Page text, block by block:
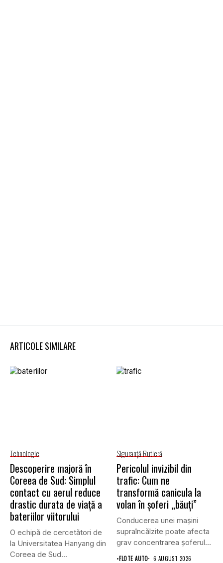
ARTICOLE SIMILARE
Tehnologie
Descoperire majoră în
Coreea de Sud: Simplul
contact cu aerul reduce
drastic durata de viață a
bateriilor viitorului
O echipă de cercetători de
la Universitatea Hanyang din
Coreea de Sud...
Siguranţă Rutieră
Pericolul invizibil din
trafic: Cum ne
transformă canicula la
volan în șoferi „băuți”
Conducerea unei mașini
supraîncălzite poate afecta
grav concentrarea șoferului
și poate crește...
•FLOTE AUTO 6 AUGUST 2026